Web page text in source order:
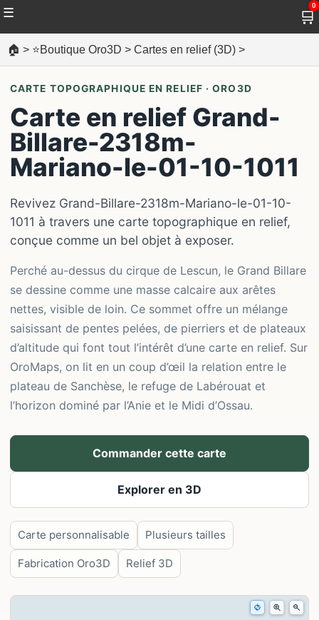
☰ 🛒
0
🏠 > ⭐Boutique Oro3D > Cartes en relief (3D) >
CARTE TOPOGRAPHIQUE EN RELIEF · ORO3D
Carte en relief Grand-
Billare-2318m-
Mariano-le-01-10-1011
Revivez Grand-Billare-2318m-Mariano-le-01-10-
1011 à travers une carte topographique en relief,
conçue comme un bel objet à exposer.
Perché au-dessus du cirque de Lescun, le Grand Billare
se dessine comme une masse calcaire aux arêtes
nettes, visible de loin. Ce sommet offre un mélange
saisissant de pentes pelées, de pierriers et de plateaux
d’altitude qui font tout l’intérêt d’une carte en relief. Sur
OroMaps, on lit en un coup d’œil la relation entre le
plateau de Sanchèse, le refuge de Labérouat et
l’horizon dominé par l’Anie et le Midi d’Ossau.
Commander cette carte
Explorer en 3D
Carte personnalisable Plusieurs tailles
Fabrication Oro3D Relief 3D